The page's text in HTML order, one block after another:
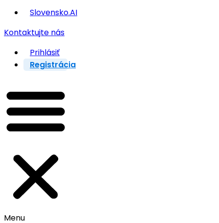
Slovensko.AI
Kontaktujte nás
Prihlásiť
Registrácia
Menu